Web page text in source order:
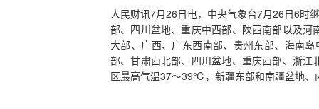
人民财讯7月26日电，中央气象台7月26日6时
部、四川盆地、重庆中西部、陕西南部以及
大部、广西、广东西南部、贵州东部、海南
部、甘肃西北部、四川盆地、重庆西部、浙
区最高气温37～39℃，新疆东部和南疆盆地